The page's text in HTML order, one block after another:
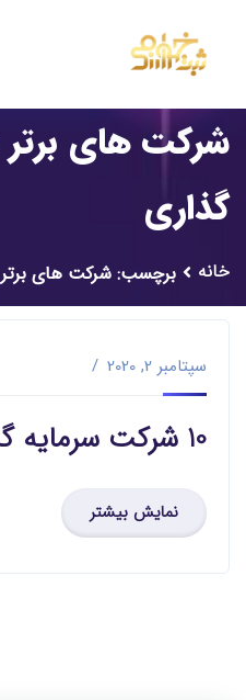
شرکت های برتر
گذاری
خانه برچسب: شرکت های برتر
سپتامبر 2, 2020
10 شرکت سرمایه گذاری برتر
نمایش بیشتر